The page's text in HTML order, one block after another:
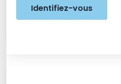
Identifiez-vous